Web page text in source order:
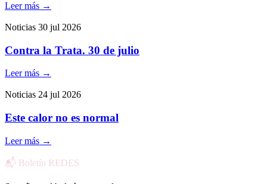
Leer más →
Noticias 30 jul 2026
Contra la Trata. 30 de julio
Leer más →
Noticias 24 jul 2026
Este calor no es normal
Leer más →
📬 Boletín REDES